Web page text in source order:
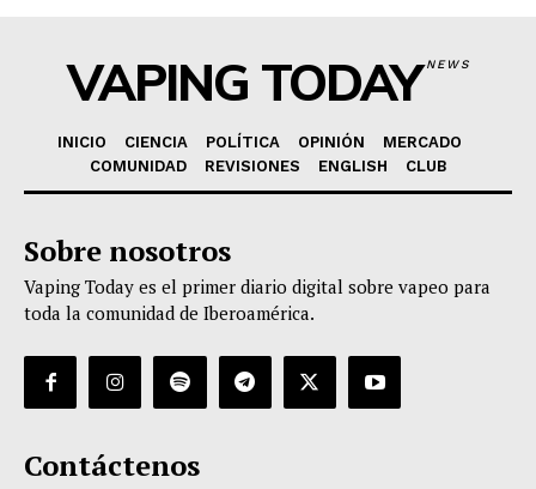
VAPING TODAYNEWS
INICIO CIENCIA POLÍTICA OPINIÓN
MERCADO
COMUNIDAD
REVISIONES ENGLISH CLUB
Sobre nosotros
Vaping Today es el primer diario digital sobre vapeo para
toda la comunidad de Iberoamérica.
Contáctenos